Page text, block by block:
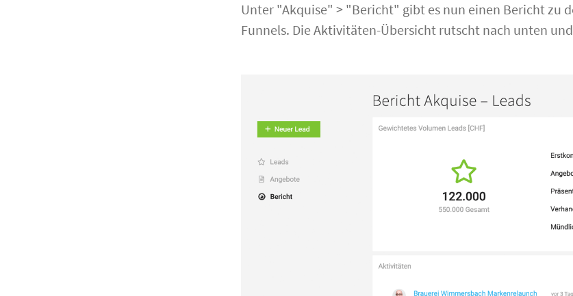
Unter "Akquise" > "Bericht" gibt es nun einen Bericht zu
Funnels. Die Aktivitäten-Übersicht rutscht nach unten